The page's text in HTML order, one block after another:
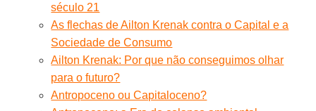
século 21
As flechas de Ailton Krenak contra o Capital e a
Sociedade de Consumo
Ailton Krenak: Por que não conseguimos olhar
para o futuro?
Antropoceno ou Capitaloceno?